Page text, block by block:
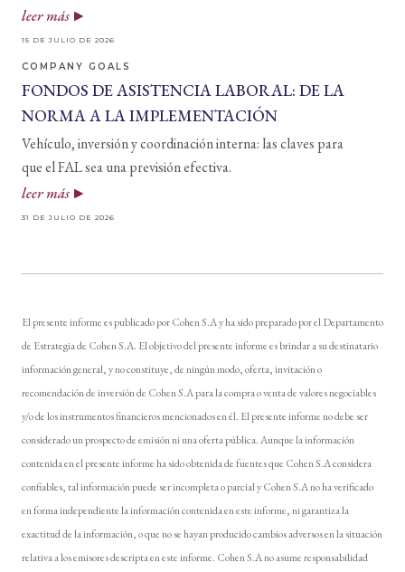
leer más
15 DE JULIO DE 2026
COMPANY GOALS
FONDOS DE ASISTENCIA LABORAL: DE LA
NORMA A LA IMPLEMENTACIÓN
Vehículo, inversión y coordinación interna: las claves para
que el FAL sea una previsión efectiva.
leer más
31 DE JULIO DE 2026
El presente informe es publicado por Cohen S.A y ha sido preparado por el Departamento
de Estrategia de Cohen S.A. El objetivo del presente informe es brindar a su destinatario
información general, y no constituye, de ningún modo, oferta, invitación o
recomendación de inversión de Cohen S.A para la compra o venta de valores negociables
y/o de los instrumentos financieros mencionados en él. El presente informe no debe ser
considerado un prospecto de emisión ni una oferta pública. Aunque la información
contenida en el presente informe ha sido obtenida de fuentes que Cohen S.A considera
confiables, tal información puede ser incompleta o parcial y Cohen S.A no ha verificado
en forma independiente la información contenida en este informe, ni garantiza la
exactitud de la información, o que no se hayan producido cambios adversos en la situación
relativa a los emisores descripta en este informe. Cohen S.A no asume responsabilidad